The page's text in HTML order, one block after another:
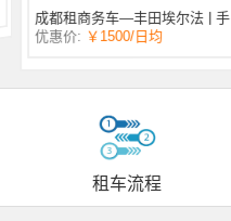
成都租商务车—丰田埃尔法 | 手
自一体 |
优惠价: ￥1500/日均
租车流程